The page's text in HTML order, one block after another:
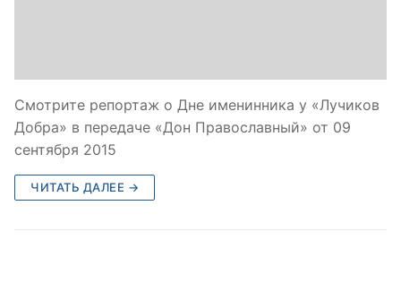
Смотрите репортаж о Дне именинника у «Лучиков
Добра» в передаче «Дон Православный» от 09
сентября 2015
ЧИТАТЬ ДАЛЕЕ →